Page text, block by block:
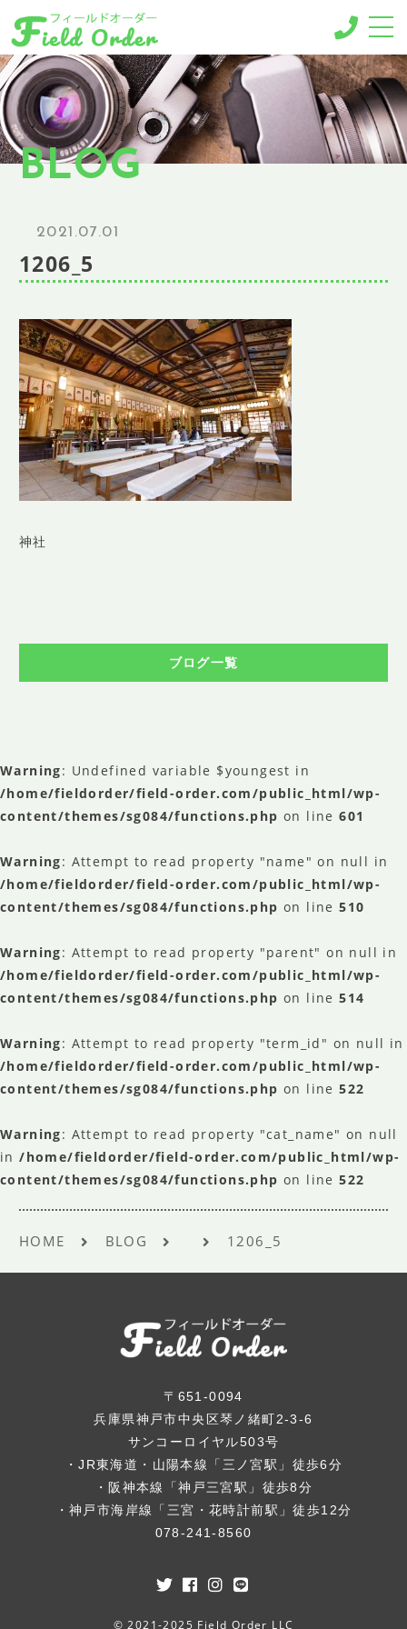
-MENU-
撮影メニュー
-BUSINESS MENU-
法人様向けメニュー
GALLERY
ギャラリー
ニュース
BLOG
ブログ
SHOP INFO
店舗情報
CONCEPT
コンセプト
プライバシーポリシー
BLOG
2021.07.01
1206_5
神社
ブログ一覧
Warning: Undefined variable $youngest in
/home/fieldorder/field-order.com/public_html/wp-
content/themes/sg084/functions.php on line601
Warning: Attempt to read property "name" on null in
/home/fieldorder/field-order.com/public_html/wp-
content/themes/sg084/functions.php on line510
Warning: Attempt to read property "parent" on null in
/home/fieldorder/field-order.com/public_html/wp-
content/themes/sg084/functions.php on line514
Warning: Attempt to read property "term_id" on null in
/home/fieldorder/field-order.com/public_html/wp-
content/themes/sg084/functions.php on line522
Warning: Attempt to read property "cat_name" on null
in/home/fieldorder/field-order.com/public_html/wp-
content/themes/sg084/functions.php on line522
HOME BLOG 1206_5
〒651-0094
兵庫県神戸市中央区琴ノ緒町2-3-6
サンコーロイヤル503号
・JR東海道・山陽本線「三ノ宮駅」徒歩6分
・阪神本線「神戸三宮駅」徒歩8分
・神戸市海岸線「三宮・花時計前駅」徒歩12分
078-241-8560
© 2021-2025 Field Order LLC